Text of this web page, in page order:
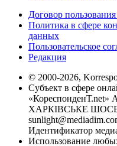
Договор
Политика в сфере
данных
Пользовательское
Редакция
© 2000-2026,
Субъект в сфере
«КореспонденТ.net»
ХАРКІВСЬКЕ ШОСЕ,
Идентификатор
Использование